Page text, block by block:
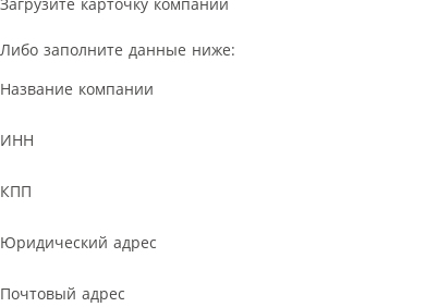
Либо заполните данные ниже:
Название компании
ИНН
КПП
Юридический адрес
Почтовый адрес